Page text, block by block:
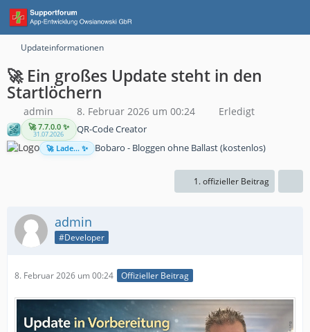
Updateinformationen
🚀 Ein großes Update steht in den
Startlöchern
admin 8. Februar 2026 um 00:24 Erledigt
🚀 7.7.0.0 ✨
31.07.2026 QR-Code Creator
🚀 Lade... ✨ Bobaro - Bloggen ohne Ballast (kostenlos)
1. offizieller Beitrag
admin
#Developer
8. Februar 2026 um 00:24 Offizieller Beitrag